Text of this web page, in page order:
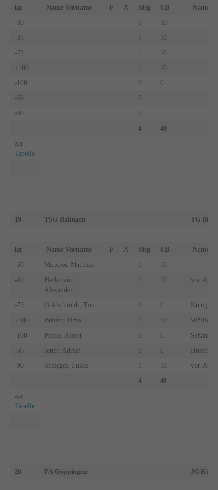
kg Name Vorname F A Sieg UB Name
-60 1 10
-81 1 10
-73 1 10
+100 1 10
-100 0 0
-66 0
-90 0
4 40
zur
Tabelle
19 TSG Balingen TG
kg Name Vorname F A Sieg UB Name
-60 Meixner, Matthias 1 10
-81
Heckmann,
Alexander
1 10 von Au,
-73 Goldschmidt, Tim 0 0 König,
+100 Bühler, Timo 1 10 Wölfle,
-100 Pedde, Albert 0 0
-66 Jetter, Adrian 0 0 Hubert,
-90 Schlegel, Lukas 1 10 von Au,
4 40
zur
Tabelle
20 FA Göppingen JC